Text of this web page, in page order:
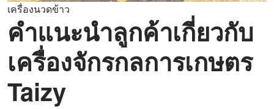
เครื่องนวดข้าว
คำแนะนำลูกค้าเกี่ยวกับ
เครื่องจักรกลการเกษตร
Taizy